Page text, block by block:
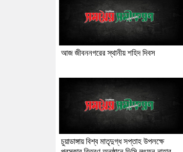
আজ জীবননগরের স্থানীয় শহিদ দিবস
চুয়াডাঙ্গায় বিশ্ব মাতৃদুগ্ধ সপ্তাহ উপলক্ষে